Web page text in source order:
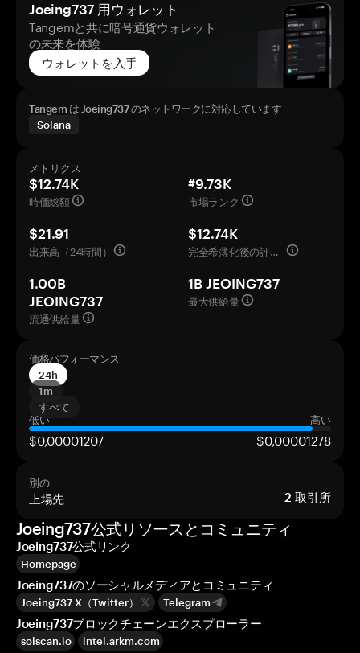
Joeing737 用ウォレット
Tangemと共に暗号通貨ウォレット
の未来を体験
ウォレットを入手
Tangem は Joeing737 のネットワークに対応しています
Solana
メトリクス
$12.74K
時価総額
#9.73K
市場ランク
$21.91
出来高（24時間）
$12.74K
完全希薄化後の評価額
1.00B
JEOING737
流通供給量
1B JEOING737
最大供給量
価格パフォーマンス
24h
1m
すべて
低い
高い
$0,00001207 $0,00001278
別の
上場先 2 取引所
Joeing737公式リソースとコミュニティ
Joeing737公式リンク
Homepage
Joeing737のソーシャルメディアとコミュニティ
Joeing737 X（Twitter） Telegram
Joeing737ブロックチェーンエクスプローラー
solscan.io intel.arkm.com